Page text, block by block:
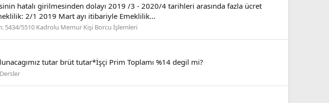
hatalı girilmesinden dolayı 2019 /3 - 2020/4 tarihleri arasında fazla ücret
2/1 2019 Mart ayı itibariyle Emeklilik...
5434/5510 Kadrolu Memur Kişi Borcu İşlemleri
tutar brüt tutar*İşçi Prim Toplamı %14 degil mi?